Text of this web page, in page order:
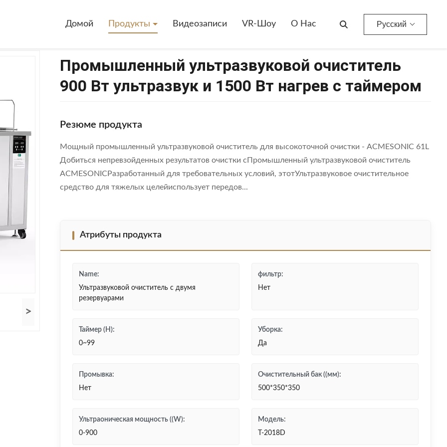
Домой Продукты Видеозаписи VR-Шоу О Нас Русский
>
Промышленный ультразвуковой очиститель
900 Вт ультразвук и 1500 Вт нагрев с таймером
Резюме продукта
Мощный промышленный ультразвуковой очиститель для высокоточной очистки - ACMESONIC 61L
Добиться непревзойденных результатов очистки сПромышленный ультразвуковой очиститель
ACMESONICРазработанный для требовательных условий, этотУльтразвуковое очистительное
средство для тяжелых целейиспользует передов...
Атрибуты продукта
Name:
Ультразвуковой очиститель с двумя
резервуарами
фильтр:
Нет
Таймер (H):
0~99
Уборка:
Да
Промывка:
Нет
Очистительный бак ((мм):
500*350*350
Ультраоническая мощность ((W):
0-900
Модель:
T-2018D